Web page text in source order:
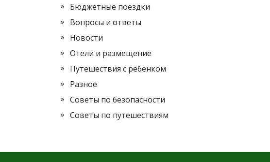
Бюджетные поездки
Вопросы и ответы
Новости
Отели и размещение
Путешествия с ребенком
Разное
Советы по безопасности
Советы по путешествиям